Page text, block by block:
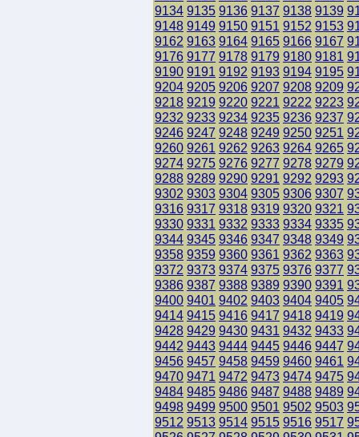
9134 9135 9136 9137 9138 9139
9148 9149 9150 9151 9152 9153
9162 9163 9164 9165 9166 9167
9176 9177 9178 9179 9180 9181
9190 9191 9192 9193 9194 9195
9204 9205 9206 9207 9208 9209
9218 9219 9220 9221 9222 9223
9232 9233 9234 9235 9236 9237
9246 9247 9248 9249 9250 9251
9260 9261 9262 9263 9264 9265
9274 9275 9276 9277 9278 9279
9288 9289 9290 9291 9292 9293
9302 9303 9304 9305 9306 9307
9316 9317 9318 9319 9320 9321
9330 9331 9332 9333 9334 9335
9344 9345 9346 9347 9348 9349
9358 9359 9360 9361 9362 9363
9372 9373 9374 9375 9376 9377
9386 9387 9388 9389 9390 9391
9400 9401 9402 9403 9404 9405
9414 9415 9416 9417 9418 9419
9428 9429 9430 9431 9432 9433
9442 9443 9444 9445 9446 9447
9456 9457 9458 9459 9460 9461
9470 9471 9472 9473 9474 9475
9484 9485 9486 9487 9488 9489
9498 9499 9500 9501 9502 9503
9512 9513 9514 9515 9516 9517